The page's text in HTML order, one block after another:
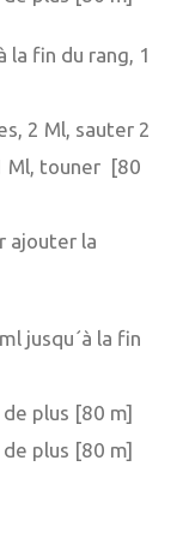
la fin du rang, 1
2 Ml, sauter 2
Ml, touner [80
ajouter la
jusqu´à la fin
plus [80 m]
plus [80 m]